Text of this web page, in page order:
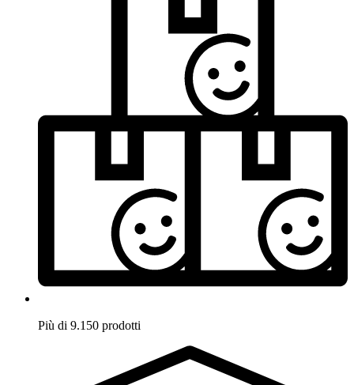
Più di 9.150 prodotti